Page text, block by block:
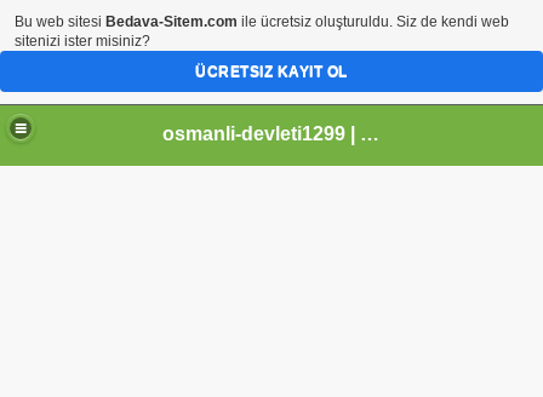
osmanli-devleti1299 | Osmanli Devleti | osmanli padisahlari | osmanli vezirleri | Osmanli Ansiklopedi Bilgileri
Bu web sitesi Bedava-Sitem.com ile ücretsiz oluşturuldu. Siz de kendi web
sitenizi ister misiniz?
ÜCRETSIZ KAYIT OL